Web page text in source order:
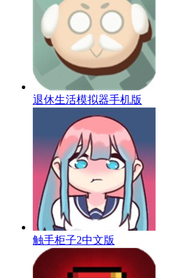
退休生活模拟器手机版
触手柜子2中文版